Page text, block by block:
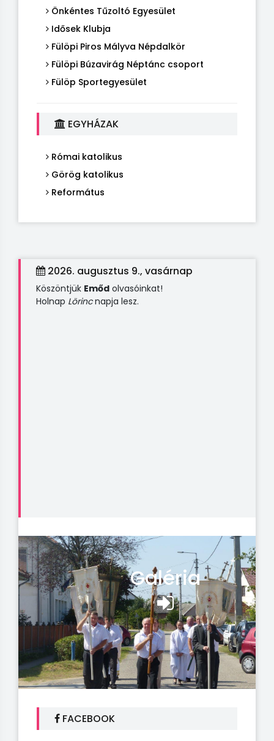
Önkéntes Tűzoltó Egyesület
Idősek Klubja
Fülöpi Piros Mályva Népdalkör
Fülöpi Búzavirág Néptánc csoport
Fülöp Sportegyesület
EGYHÁZAK
Római katolikus
Görög katolikus
Református
2026. augusztus 9., vasárnap
Köszöntjük Emőd olvasóinkat!
Holnap Lörincnapja lesz.
Galéria
FACEBOOK